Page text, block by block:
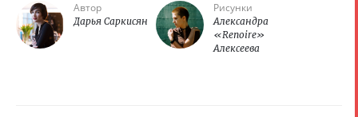
Автор
Дарья Саркисян
Рисунки
Александра
«Renoire»
Алексеева